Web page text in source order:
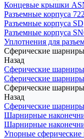
Концевые крышки
Разъемные корпуса
Разъемные корпуса SD
Разъемные корпуса
Уплотнения для
Сферические шарниры
Назад
Сферические шарниры
Сферические
Сферические
Назад
Сферические
Шарнирные
Шарнирные
Упорные